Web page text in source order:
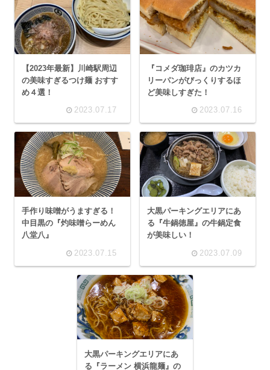
【2023年最新】川崎駅周辺
の美味すぎるつけ麺 おすす
め４選！
2023.07.17
『コメダ珈琲店』のカツカ
リーパンがびっくりするほ
ど美味しすぎた！
2023.07.16
手作り味噌がうますぎる！
中目黒の『灼味噌らーめん
八堂八』
2023.07.15
大黒パーキングエリアにあ
る『牛鍋徳屋』の牛鍋定食
が美味しい！
2023.07.09
大黒パーキングエリアにあ
る『ラーメン 横浜龍麺』の